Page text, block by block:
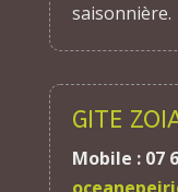
saisonnière.
GITE
Mobile : 07